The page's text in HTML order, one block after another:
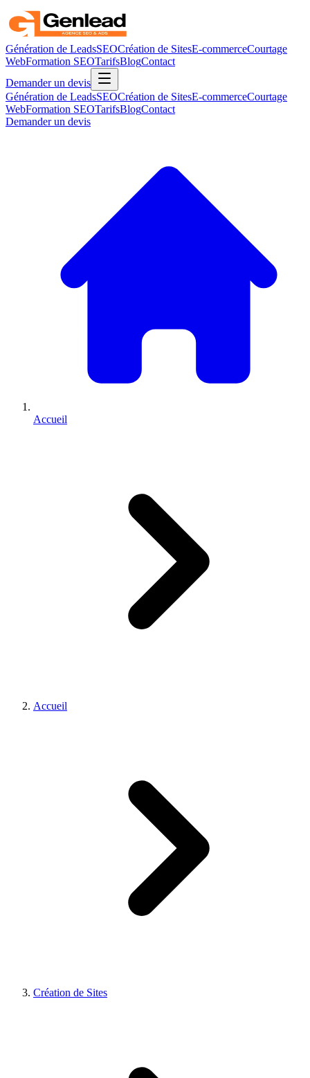
Génération de LeadsSEOCréation de SitesE-commerceCourtage
WebFormation SEOTarifsBlogContact
Demander un devis
Génération de LeadsSEOCréation de SitesE-commerceCourtage
WebFormation SEOTarifsBlogContact
Demander un devis
Accueil
Accueil
Création de Sites